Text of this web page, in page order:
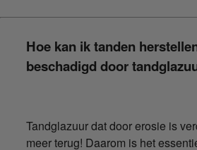
Hoe kan ik tanden
beschadigd door
Tandglazuur dat door erosie is
meer terug! Daarom is het